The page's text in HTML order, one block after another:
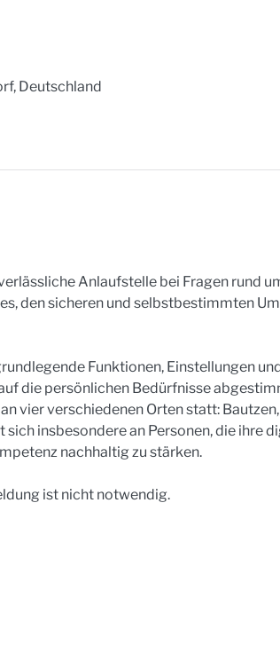
Deutschland
Anlaufstelle bei Fragen rund
den sicheren und selbstbestimmten
Funktionen, Einstellungen
die persönlichen Bedürfnisse
vier verschiedenen Orten statt:
insbesondere an Personen, die ihre
nachhaltig zu stärken.
ist nicht notwendig.